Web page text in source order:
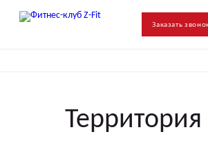
Заказать
Территория